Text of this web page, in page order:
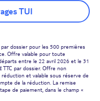
TUI
dossier pour les 500 premières
Offre valable pour toute
entre le 22 avril 2026 et le 31
par dossier. Offre non
et valable sous réserve de
de la réduction. La remise
de paiement, dans le champ «